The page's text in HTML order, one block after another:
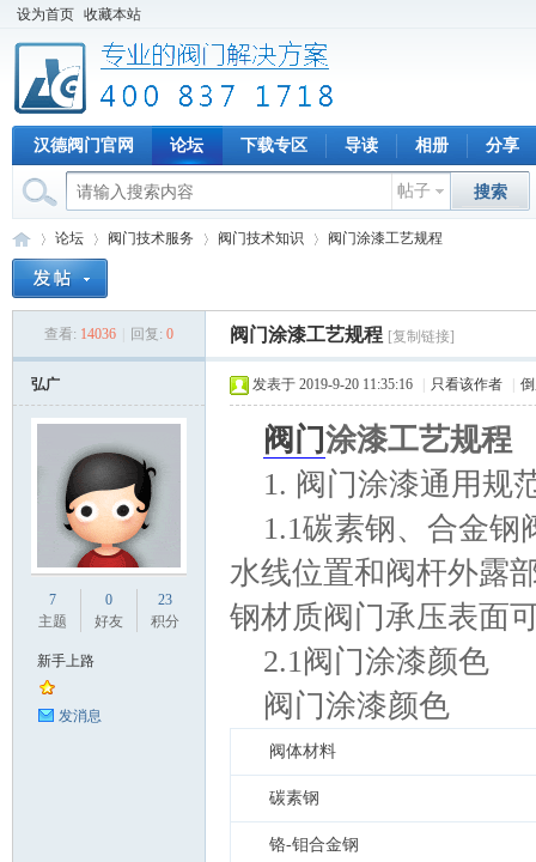
设为首页 收藏本站
汉德阀门官网 论坛 下载专区 导读 相册 分享
帖子 搜索
论坛
›
阀门技术服务 阀门技术知识
›
阀门涂漆工艺规程
查看: 14036 回复: 0 阀门涂漆工艺规程 [复制链接]
弘广
7
主题
0
好友
23
积分
新手上路
发消息
发表于 2019-9-20 11:35:16 只看该作者
阀门涂漆工艺规程
1. 阀门涂漆通用规
1.1碳素钢、合金
水线位置和阀杆外露
钢材质阀门承压表面
2.1阀门涂漆颜色
阀门涂漆颜色
阀体材料
碳素钢
铬-钼合金钢